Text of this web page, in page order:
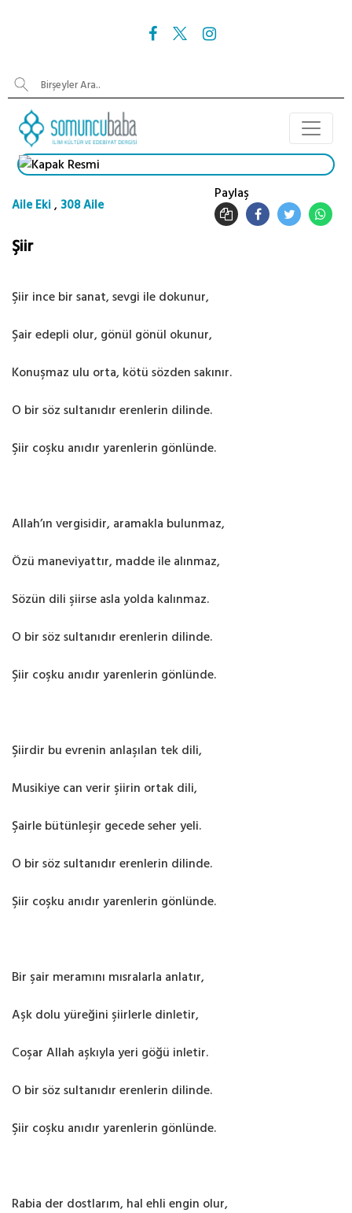
Aile Eki, 308 Aile
Paylaş
Şiir
Şiir ince bir sanat, sevgi ile dokunur,
Şair edepli olur, gönül gönül okunur,
Konuşmaz ulu orta, kötü sözden sakınır.
O bir söz sultanıdır erenlerin dilinde.
Şiir coşku anıdır yarenlerin gönlünde.
Allah’ın vergisidir, aramakla bulunmaz,
Özü maneviyattır, madde ile alınmaz,
Sözün dili şiirse asla yolda kalınmaz.
O bir söz sultanıdır erenlerin dilinde.
Şiir coşku anıdır yarenlerin gönlünde.
Şiirdir bu evrenin anlaşılan tek dili,
Musikiye can verir şiirin ortak dili,
Şairle bütünleşir gecede seher yeli.
O bir söz sultanıdır erenlerin dilinde.
Şiir coşku anıdır yarenlerin gönlünde.
Bir şair meramını mısralarla anlatır,
Aşk dolu yüreğini şiirlerle dinletir,
Coşar Allah aşkıyla yeri göğü inletir.
O bir söz sultanıdır erenlerin dilinde.
Şiir coşku anıdır yarenlerin gönlünde.
Rabia der dostlarım, hal ehli engin olur,